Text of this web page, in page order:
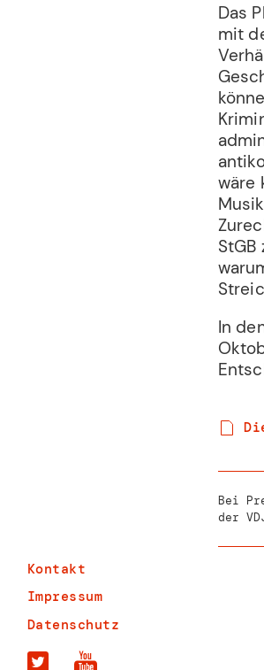
Kontakt
Impressum
Datenschutz
Das
mit
wäre
In
Bei
der